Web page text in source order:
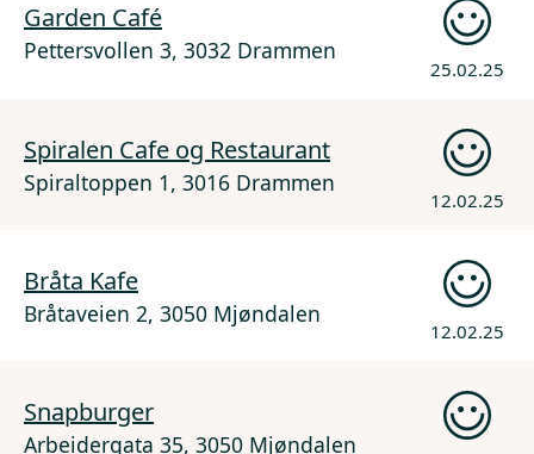
Garden Café
Pettersvollen 3, 3032 Drammen
25.02.25
Spiralen Cafe og Restaurant
Spiraltoppen 1, 3016 Drammen
12.02.25
Bråta Kafe
Bråtaveien 2, 3050 Mjøndalen
12.02.25
Snapburger
Arbeidergata 35, 3050 Mjøndalen